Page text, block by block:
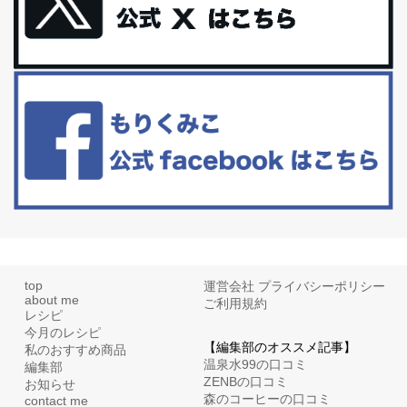
更年期を穏やかに乗りきるために今できる５つのこと。
アラフィフからの体と心の整え方。 私も気づけばアラフィフ、これ
といった更年期症状はまだ...
白髪・美容・免疫力、現代人に足りないのは海藻！
リーブオイルorごま油をたらす。&n...
top
about me
レシピ
今月のレシピ
私のおすすめ商品
編集部
お知らせ
contact me
運営会社 プライバシーポリシー
ご利用規約
【編集部のオススメ記事】
温泉水99の口コミ
ZENBの口コミ
森のコーヒーの口コミ